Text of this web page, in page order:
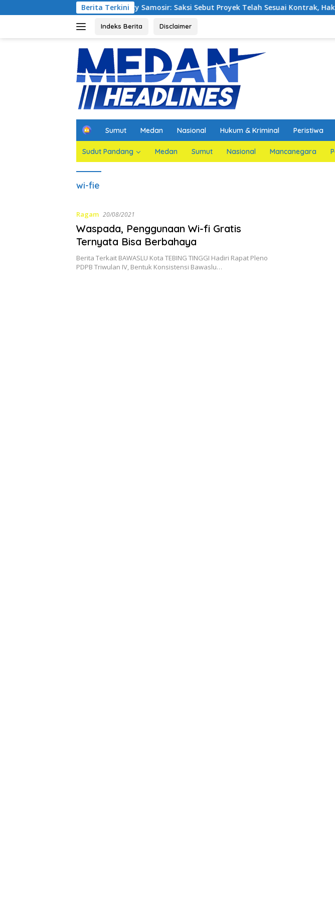
ke
Berita Terkini
Waterfront City Samosir: Saksi Sebut Proyek Telah Sesuai Kontrak, Hakim Minta
Indeks Berita Disclaimer
H
m
e
Sumut Medan Nasional Hukum & Kriminal Peristiwa
Sudut Pandang Medan Sumut Nasional Mancanegara
wi-fie
Ragam 20/08/2021
Waspada, Penggunaan Wi-fi Gratis
Ternyata Bisa Berbahaya
Berita Terkait BAWASLU Kota TEBING TINGGI Hadiri Rapat Pleno
PDPB Triwulan IV, Bentuk Konsistensi Bawaslu…